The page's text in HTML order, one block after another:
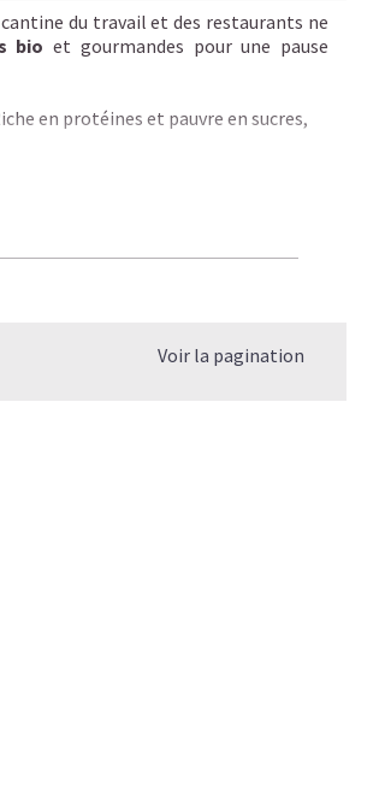
du travail et des restaurants ne
bio et gourmandes pour une pause
en protéines et pauvre en sucres,
par une barre-repas nomade.
Voir la pagination